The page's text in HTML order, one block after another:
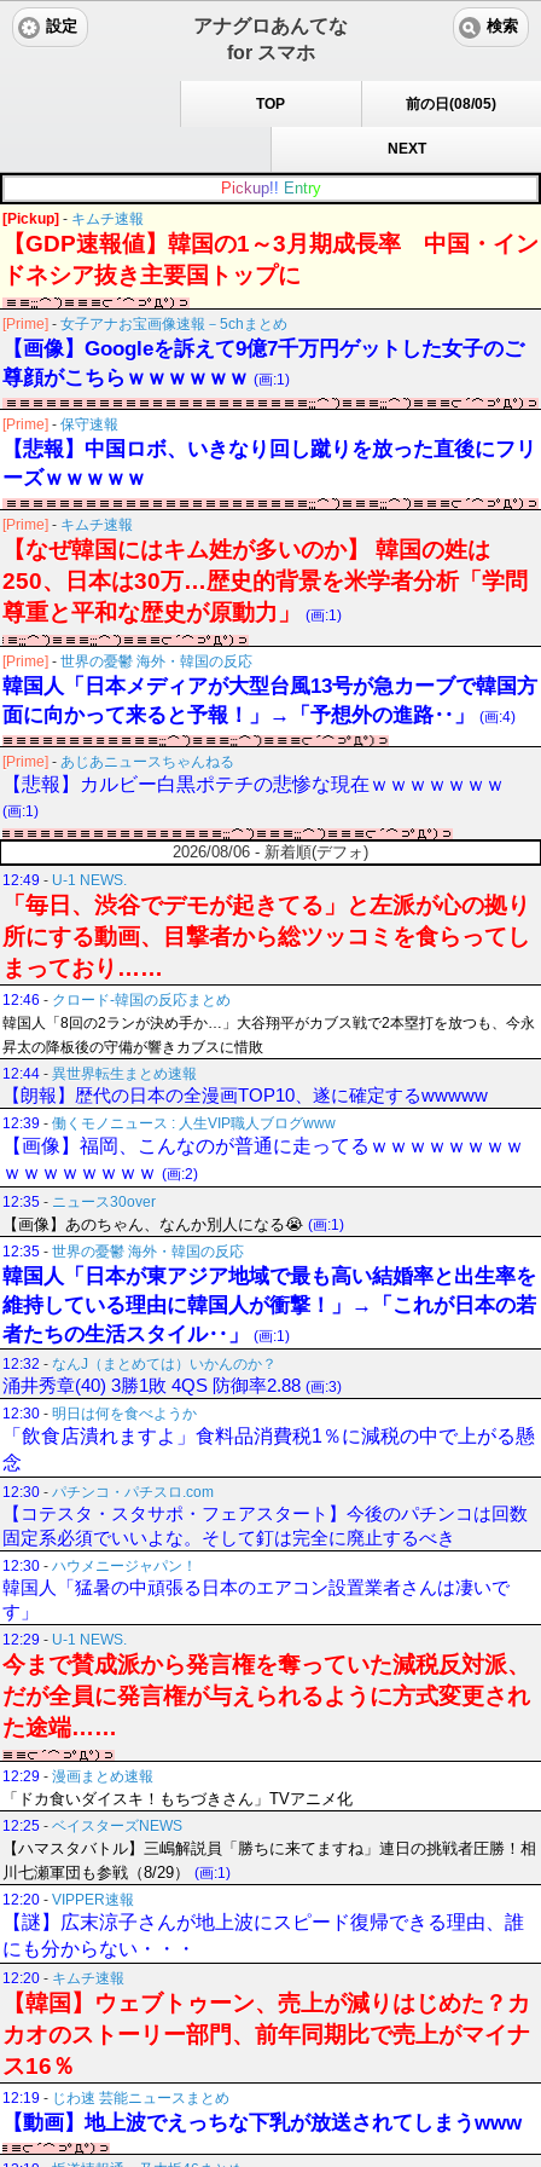
アナグロあんてな
for スマホ
設定 検索
TOP 前の日(08/05)
NEXT
Pic kup!! Entry
[Pickup] - キムチ速報
【GDP速報値】韓国の1～3月期成長率 中国・イン
ドネシア抜き主要国トップに
[Prime] - 女子アナお宝画像速報－5chまとめ
【画像】Googleを訴えて9億7千万円ゲットした女子のご
尊顔がこちらｗｗｗｗｗｗ (画:1)
[Prime] - 保守速報
【悲報】中国ロボ、いきなり回し蹴りを放った直後にフリ
ーズｗｗｗｗｗ
[Prime] - キムチ速報
【なぜ韓国にはキム姓が多いのか】 韓国の姓は
250、日本は30万…歴史的背景を米学者分析「学問
尊重と平和な歴史が原動力」
(画:1)
[Prime] - 世界の憂鬱 海外・韓国の反応
韓国人「日本メディアが大型台風13号が急カーブで韓国方
面に向かって来ると予報！」→「予想外の進路‥」
(画:4)
[Prime] - あじあニュースちゃんねる
【悲報】カルビー白黒ポテチの悲惨な現在ｗｗｗｗｗｗｗ
(画:1)
2026/08/06 - 新着順(デフォ)
12:49 - U-1 NEWS.
「毎日、渋谷でデモが起きてる」と左派が心の拠り
所にする動画、目撃者から総ツッコミを食らってし
まっており……
12:46 - クロード-韓国の反応まとめ
韓国人「8回の2ランが決め手か…」大谷翔平がカブス戦で2本塁打を放つも、今永
昇太の降板後の守備が響きカブスに惜敗
12:44 - 異世界転生まとめ速報
【朗報】歴代の日本の全漫画TOP10、遂に確定するwwwww
12:39 - 働くモノニュース : 人生VIP職人ブログwww
【画像】福岡、こんなのが普通に走ってるｗｗｗｗｗｗｗｗ
ｗｗｗｗｗｗｗｗ (画:2)
12:35 - ニュース30over
【画像】あのちゃん、なんか別人になる😭 (画:1)
12:35 - 世界の憂鬱 海外・韓国の反応
韓国人「日本が東アジア地域で最も高い結婚率と出生率を
維持している理由に韓国人が衝撃！」→「これが日本の若
者たちの生活スタイル‥」
(画:1)
12:32 - なんJ（まとめては）いかんのか？
涌井秀章(40) 3勝1敗 4QS 防御率2.88 (画:3)
12:30 - 明日は何を食べようか
「飲食店潰れますよ」食料品消費税1％に減税の中で上がる懸
念
12:30 - パチンコ・パチスロ.com
【コテスタ・スタサポ・フェアスタート】今後のパチンコは回数
固定系必須でいいよな。そして釘は完全に廃止するべき
12:30 - ハウメニージャパン！
韓国人「猛暑の中頑張る日本のエアコン設置業者さんは凄いで
す」
12:29 - U-1 NEWS.
今まで賛成派から発言権を奪っていた減税反対派、
だが全員に発言権が与えられるように方式変更され
た途端……
12:29 - 漫画まとめ速報
「ドカ食いダイスキ！もちづきさん」TVアニメ化
12:25 - ベイスターズNEWS
【ハマスタバトル】三嶋解説員「勝ちに来てますね」連日の挑戦者圧勝！相
川七瀬軍団も参戦（8/29）
(画:1)
12:20 - VIPPER速報
【謎】広末涼子さんが地上波にスピード復帰できる理由、誰
にも分からない・・・
12:20 - キムチ速報
【韓国】ウェブトゥーン、売上が減りはじめた？カ
カオのストーリー部門、前年同期比で売上がマイナ
ス16％
12:19 - じわ速 芸能ニュースまとめ
【動画】地上波でえっちな下乳が放送されてしまうwww